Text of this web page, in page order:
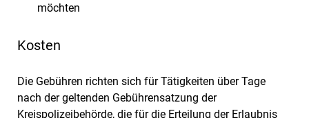
möchten
Kosten
Die Gebühren richten sich für Tätigkeiten über Tage
nach der geltenden Gebührensatzung der
Kreispolizeibehörde, die für die Erteilung der Erlaubnis